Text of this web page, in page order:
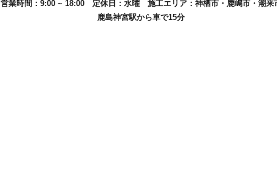
営業時間：9:00 ~ 18:00 定休日：水曜 施工エリア： 神栖市・ 鹿嶋市・ 潮来
鹿島神宮駅から車で15分